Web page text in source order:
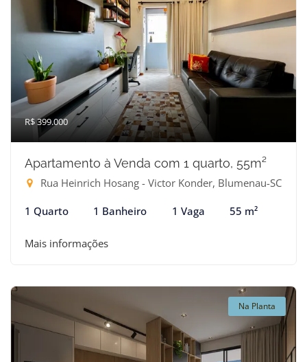
R$ 399.000
Apartamento à Venda com 1 quarto, 55m²
Rua Heinrich Hosang - Victor Konder, Blumenau-SC
1 Quarto 1 Banheiro 1 Vaga 55 m²
Mais informações
Na Planta